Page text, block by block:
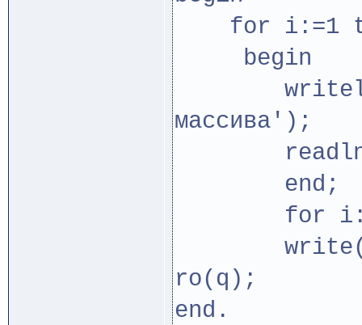
for i:=1
begin
массива');
end;
for i:=1
ro(q);
end.